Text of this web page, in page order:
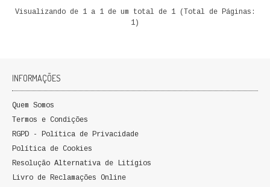
FICÇÃO E ROMANCE
LABIRINTOS DE EROS
REVISTA DEDALUS
Visualizando de 1 a 1 de um total de 1 (Total de Páginas:
1)
INFORMAÇÕES
Quem Somos
Termos e Condições
RGPD - Política de Privacidade
Política de Cookies
Resolução Alternativa de Litígios
Livro de Reclamações Online